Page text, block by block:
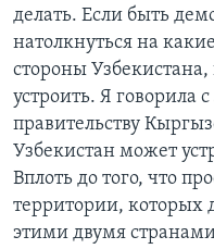
делать. Если быть
натолкнуться на
стороны
устроить. Я говорила
правительству
Узбекистан может
Вплоть до того, что
территории, которых
этими двумя